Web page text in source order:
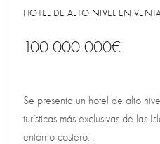
HOTEL DE ALTO NIVEL EN
100 000 000€
Se presenta un hotel de alto
turísticas más exclusivas de las
entorno costero...